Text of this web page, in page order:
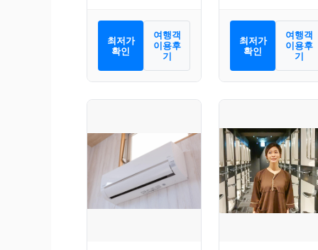
최저가
확인
여행객
이용후
기
최저가
확인
여행객
이용후
기